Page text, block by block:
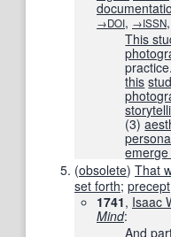
→DOI, →ISSN,
This
practice.
this
(3)
(obsolete) That
set forth; precept
1741, Isaac
Mind:
And